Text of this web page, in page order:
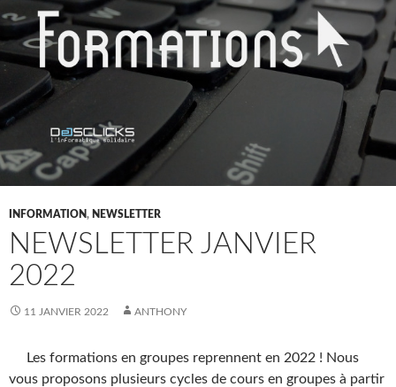
INFORMATION, NEWSLETTER
NEWSLETTER JANVIER
2022
11 JANVIER 2022 ANTHONY
Les formations en groupes reprennent en 2022 ! Nous
vous proposons plusieurs cycles de cours en groupes à partir